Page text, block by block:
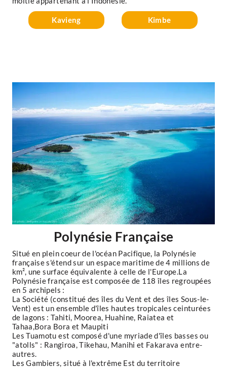
Kavieng Kimbe
Polynésie Française
Situé en plein coeur de l'océan Pacifique, la Polynésie
française s'étend sur un espace maritime de 4 millions de
km², une surface équivalente à celle de l'Europe.La
Polynésie française est composée de 118 îles regroupées
en 5 archipels :
La Société (constitué des îles du Vent et des îles Sous-le-
Vent) est un ensemble d'îles hautes tropicales ceinturées
de lagons : Tahiti, Moorea, Huahine, Raiatea et
Tahaa,Bora Bora et Maupiti
Les Tuamotu est composé d'une myriade d'îles basses ou
"atolls" : Rangiroa, Tikehau, Manihi et Fakarava entre-
autres.
Les Gambiers, situé à l'extrême Est du territoire